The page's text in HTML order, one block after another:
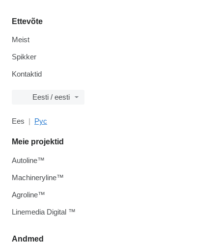
Ettevõte
Meist
Spikker
Kontaktid
Eesti / eesti
Ees Рус
Andmed
Meie projektid
Autoline™
Machineryline™
Agroline™
Linemedia Digital ™